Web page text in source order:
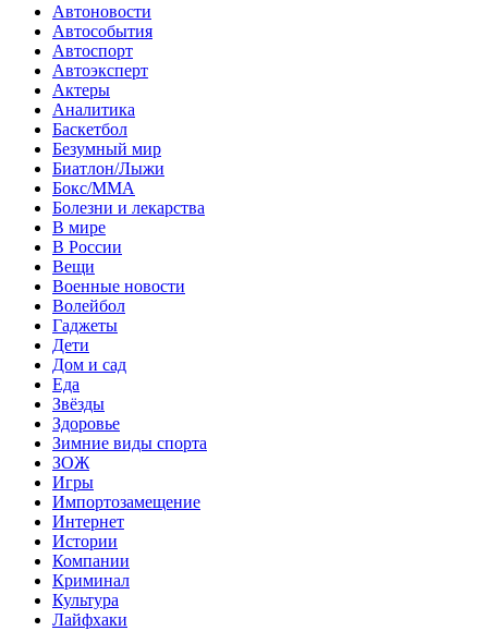
Автоновости
Автособытия
Автоспорт
Автоэксперт
Актеры
Аналитика
Баскетбол
Безумный мир
Биатлон/Лыжи
Бокс/MMA
Болезни и лекарства
В мире
В России
Вещи
Военные новости
Волейбол
Гаджеты
Дети
Дом и сад
Еда
Звёзды
Здоровье
Зимние виды спорта
ЗОЖ
Игры
Импортозамещение
Интернет
Истории
Компании
Криминал
Культура
Лайфхаки